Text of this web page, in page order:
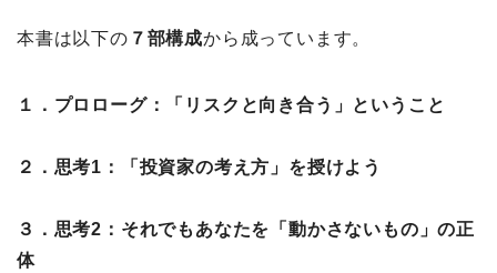
本書は以下の ７部構成から成っています。
１．プロローグ：「リスクと向き合う」ということ
２．思考1：「投資家の考え方」を授けよう
３．思考2：それでもあなたを「動かさないもの」の正
体